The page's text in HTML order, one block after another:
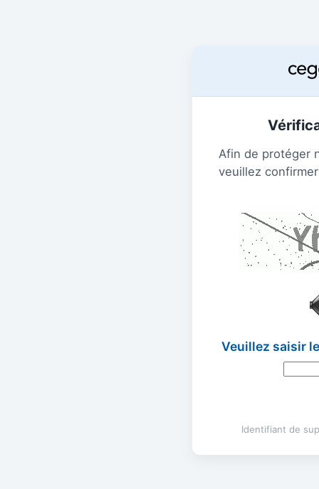
Afin de protéger
veuillez
Veuillez saisir
Identifiant de